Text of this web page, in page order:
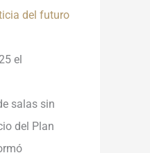
del futuro
el
salas sin
del Plan